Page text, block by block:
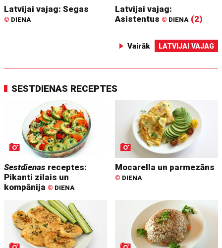
Latvijai vajag: Segas
© DIENA
Latvijai vajag:
Asistentus © DIENA (2)
Vairāk LATVIJAI VAJAG
SESTDIENAS RECEPTES
Sestdienas receptes:
Pikanti zilais un
kompānija © DIENA
Mocarella un parmezāns
© DIENA